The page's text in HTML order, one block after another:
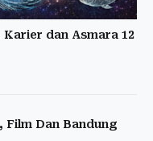
Karier dan Asmara 12
Film Dan Bandung